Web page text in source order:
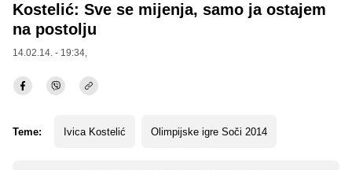
Kostelić: Sve se mijenja, samo ja ostajem
na postolju
14.02.14. - 19:34,
Teme: Ivica Kostelić Olimpijske igre Soči 2014